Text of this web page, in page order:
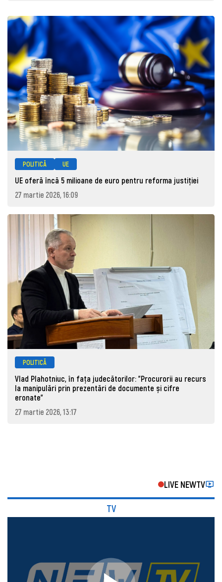
POLITICĂ UE
UE oferă încă 5 milioane de euro pentru reforma justiției
27 martie 2026, 16:09
POLITICĂ
Vlad Plahotniuc, în fața judecătorilor: "Procurorii au recurs
la manipulări prin prezentări de documente și cifre
eronate"
27 martie 2026, 13:17
LIVE NEWTV
TV